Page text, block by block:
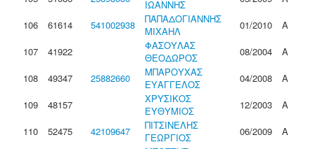
ΙΩΑΝΝΗΣ
106
61614 541002938
ΠΑΠΑΔΟΓΙΑΝΝΗΣ
ΜΙΧΑΗΛ
01/2010
Α
107
41922
ΦΑΣΟΥΛΑΣ
ΘΕΟΔΩΡΟΣ
08/2004
Α
108
49347 25882660
ΜΠΑΡΟΥΧΑΣ
ΕΥΑΓΓΕΛΟΣ
04/2008
Α
109
48157
ΧΡΥΣΙΚΟΣ
ΕΥΘΥΜΙΟΣ
12/2003
Α
110
52475 42109647
ΠΙΤΣΙΝΕΛΗΣ
ΓΕΩΡΓΙΟΣ
06/2009
Α